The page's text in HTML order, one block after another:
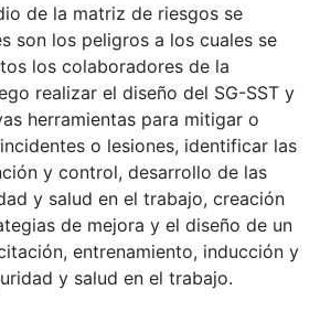
de la matriz de riesgos se
son los peligros a los cuales se
los colaboradores de la
realizar el diseño del SG-SST y
herramientas para mitigar o
o lesiones, identificar las
y control, desarrollo de las
y salud en el trabajo, creación
de mejora y el diseño de un
entrenamiento, inducción y
y salud en el trabajo.